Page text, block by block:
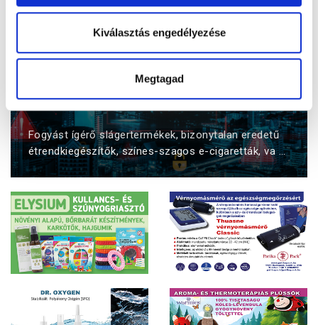
Kiválasztás engedélyezése
Megtagad
Az online vásárlás sötét oldala: így
óvjuk meg magunkat és gyermekeinket
Fogyást ígérő slágertermékek, bizonytalan eredetű
étrendkiegészítők, színes-szagos e-cigaretták, va ...